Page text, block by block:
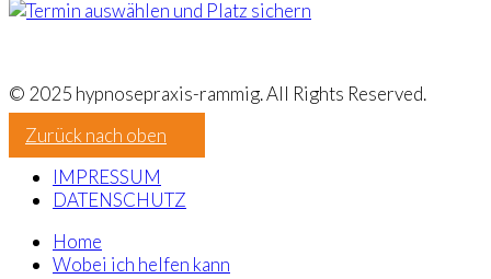
© 2025 hypnosepraxis-rammig. All Rights Reserved.
Zurück nach oben
IMPRESSUM
DATENSCHUTZ
Home
Wobei ich helfen kann